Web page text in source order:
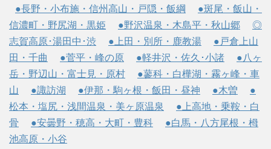
●長野・小布施・信州高山・戸隠・飯綱
●斑尾・飯山・
信濃町・野尻湖・黒姫
●野沢温泉・木島平・秋山郷
◎
志賀高原･湯田中･渋
●上田・別所・鹿教湯
●戸倉上山
田・千曲
●菅平・峰の原 ●軽井沢・佐久･小諸
●八ヶ
岳・野辺山・富士見・原村
●蓼科・白樺湖・霧ヶ峰・車
山
●諏訪湖 ●伊那・駒ヶ根・飯田・昼神 ●木曽
●
松本・塩尻・浅間温泉・美ヶ原温泉
●上高地・乗鞍・白
骨
●安曇野・穂高・大町・豊科
●白馬・八方尾根・栂
池高原・小谷